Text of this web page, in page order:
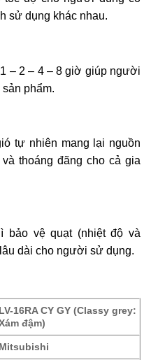
sử dụng khác nhau.
– 2 – 4 – 8 giờ giúp người
phẩm.
tự nhiên mang lại nguồn
thoáng đãng cho cả gia
bảo vệ quạt (nhiệt độ và
dài cho người sử dụng.
LV-16RA CY GY (Classy grey:
đậm)
Mitsubishi